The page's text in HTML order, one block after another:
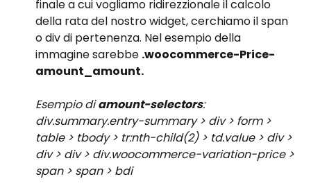
finale a cui vogliamo ridirezzionale il calcolo
della rata del nostro widget, cerchiamo il span
o div di pertenenza. Nel esempio della
immagine sarebbe .woocommerce-Price-
amount_amount.
Esempio di amount-selectors:
div.summary.entry-summary > div > form >
table > tbody > tr:nth-child(2) > td.value > div >
div > div > div.woocommerce-variation-price >
span > span > bdi